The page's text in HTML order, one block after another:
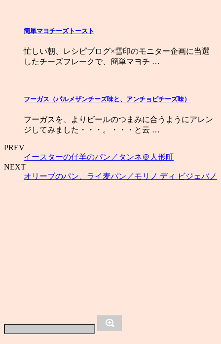
簡単マヨチーズトースト
忙しい朝、レシピブログ×雪印のモニター企画に当選
したチーズフレークで、簡単マヨチ …
フーガス（パルメザンチーズ味と、アンチョビチーズ味）
フーガスを、よりビールのつまみに合うようにアレン
ジしてみました・・・。・・・と云 …
PREV
イースターの仔羊のパン／タンネ＠人形町
NEXT
オリーブのパン、ライ麦パン／モリノ ディ ビジェバノ